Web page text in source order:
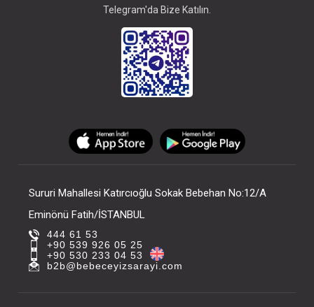
Telegram'da Bize Katılın.
Sururi Mahallesi Katırcıoğlu Sokak Bebehan No:12/A
Eminönü Fatih/İSTANBUL
444 61 53
+90 539 926 05 25
+90 530 233 04 53
b2b@bebeceyizsarayi.com